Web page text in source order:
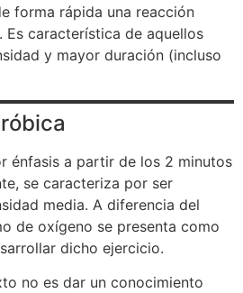
forma rápida una reacción
característica de aquellos
y mayor duración (incluso
énfasis a partir de los 2 minutos
se caracteriza por ser
media. A diferencia del
de oxígeno se presenta como
dicho ejercicio.
no es dar un conocimiento